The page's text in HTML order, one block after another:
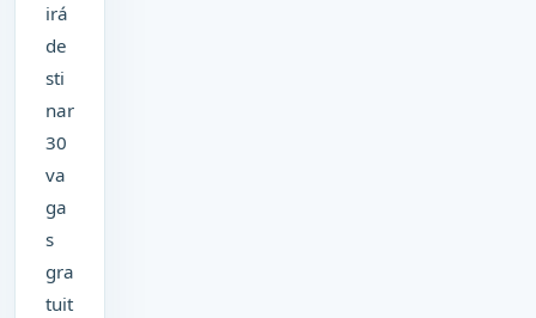
irá
de
sti
nar
30
va
ga
s
gra
tuit